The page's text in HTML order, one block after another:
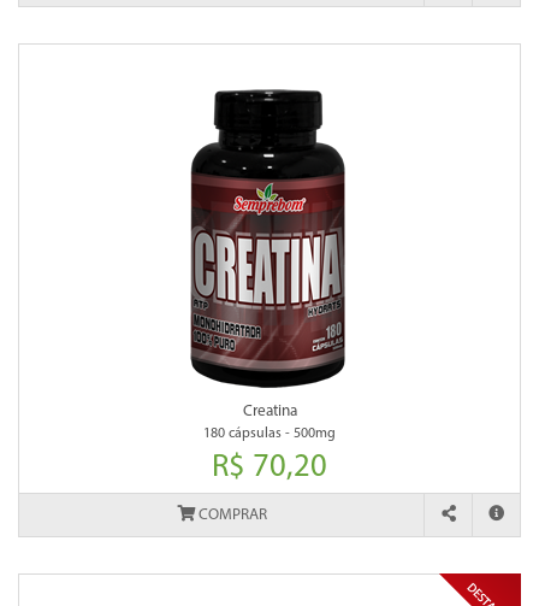
Creatina
180 cápsulas - 500mg
R$ 70,20
COMPRAR